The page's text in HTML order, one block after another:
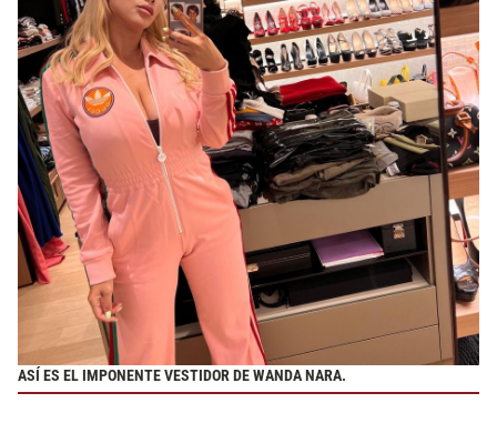
ASÍ ES EL IMPONENTE VESTIDOR DE WANDA NARA.